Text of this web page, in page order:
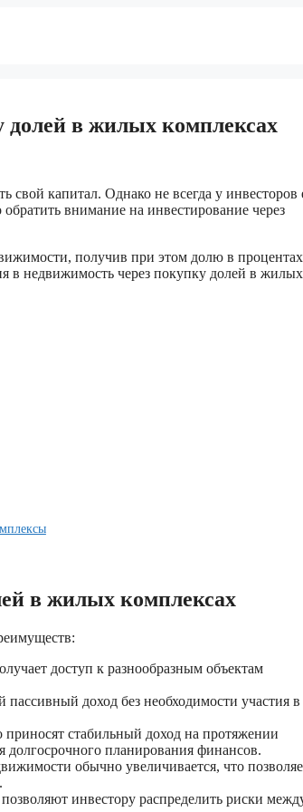
долей в жилых комплексах
капитал. Однако не всегда у инвесторов
внимание на инвестирование через
получив при этом долю в
в недвижимость через покупку долей в жилых
в жилых комплексах
доступ к разнообразным объектам
доход без необходимости участия в
стабильный доход на протяжении
долгосрочного планирования финансов.
обычно увеличивается, что
инвестору распределить риски